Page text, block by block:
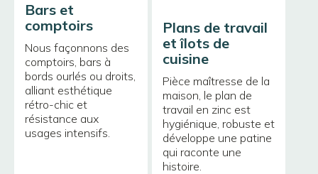
Bars et
comptoirs
Nous façonnons des
comptoirs, bars à
bords ourlés ou droits,
alliant esthétique
rétro-chic et
résistance aux
usages intensifs.
Plans de travail
et îlots de
cuisine
Pièce maîtresse de la
maison, le plan de
travail en zinc est
hygiénique, robuste et
développe une patine
qui raconte une
histoire.